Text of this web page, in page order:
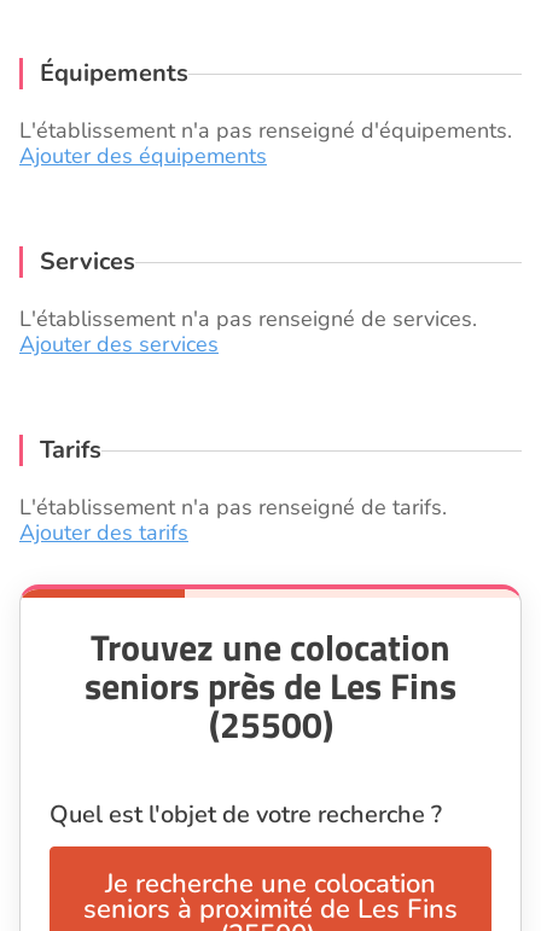
Équipements
L'établissement n'a pas renseigné d'équipements.
Ajouter des équipements
Services
L'établissement n'a pas renseigné de services.
Ajouter des services
Tarifs
L'établissement n'a pas renseigné de tarifs.
Ajouter des tarifs
Trouvez une colocation
seniors près de Les Fins
(25500)
Quel est l'objet de votre recherche ?
Je recherche une colocation
seniors à proximité de Les Fins